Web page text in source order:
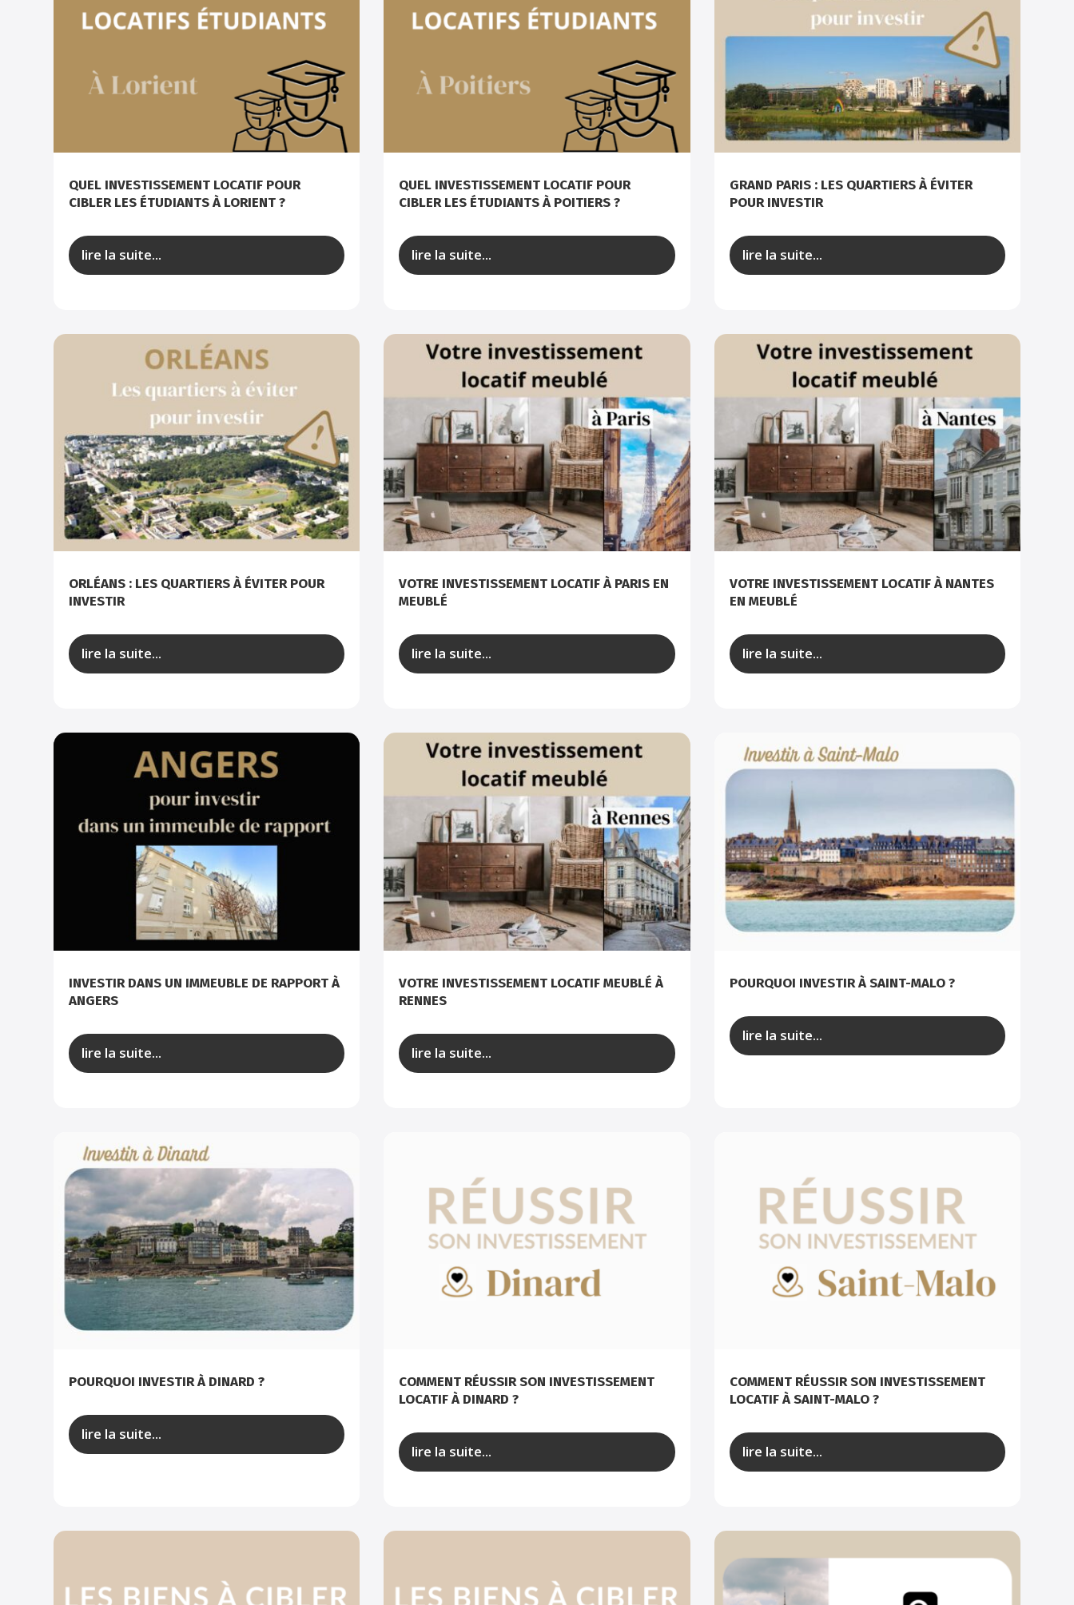
QUEL INVESTISSEMENT LOCATIF POUR
CIBLER LES ÉTUDIANTS À LORIENT ?
lire la suite...
QUEL INVESTISSEMENT LOCATIF POUR
CIBLER LES ÉTUDIANTS À POITIERS ?
lire la suite...
GRAND PARIS : LES QUARTIERS À ÉVITER
POUR INVESTIR
lire la suite...
ORLÉANS : LES QUARTIERS À ÉVITER POUR
INVESTIR
lire la suite...
VOTRE INVESTISSEMENT LOCATIF À PARIS EN
MEUBLÉ
lire la suite...
VOTRE INVESTISSEMENT LOCATIF À NANTES
EN MEUBLÉ
lire la suite...
INVESTIR DANS UN IMMEUBLE DE RAPPORT À
ANGERS
lire la suite...
VOTRE INVESTISSEMENT LOCATIF MEUBLÉ À
RENNES
lire la suite...
POURQUOI INVESTIR À SAINT-MALO ?
lire la suite...
POURQUOI INVESTIR À DINARD ?
lire la suite...
COMMENT RÉUSSIR SON INVESTISSEMENT
LOCATIF À DINARD ?
lire la suite...
COMMENT RÉUSSIR SON INVESTISSEMENT
LOCATIF À SAINT-MALO ?
lire la suite...